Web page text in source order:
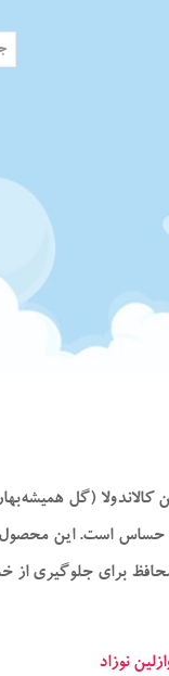
کالاندولا (گل
حساس است. این
برای جلوگیری از
نوزاد